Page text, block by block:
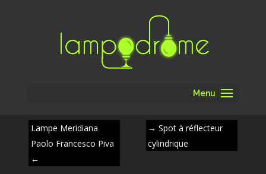
Menu
Lampe Meridiana
Paolo Francesco Piva
←
→ Spot à réflecteur
cylindrique